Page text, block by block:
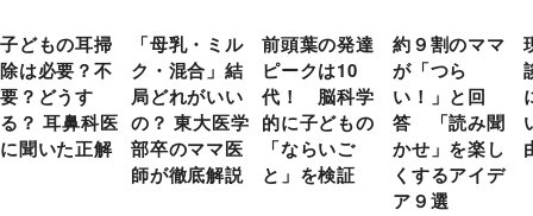
子どもの耳掃
除は必要？不
要？どうす
る？ 耳鼻科医
に聞いた正解
「母乳・ミル
ク・混合」結
局どれがいい
の？ 東大医学
部卒のママ医
師が徹底解説
前頭葉の発達
ピークは10
代！ 脳科学
的に子どもの
「ならいご
と」を検証
約９割のママ
が「つら
い！」と回
答 「読み聞
かせ」を楽し
くするアイデ
ア９選